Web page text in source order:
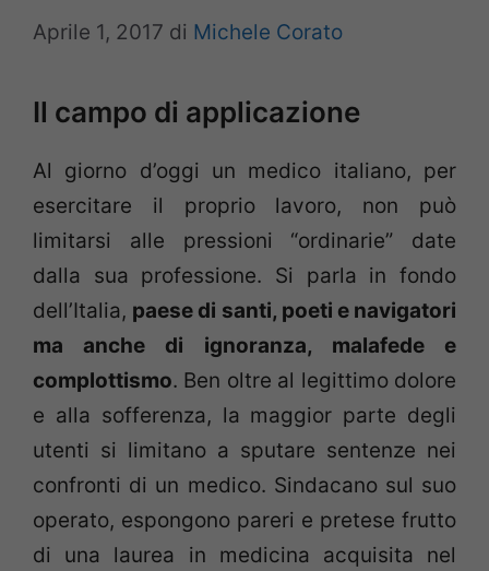
Aprile 1, 2017 di Michele Corato
Il campo di applicazione
Al giorno d’oggi un medico italiano, per
esercitare il proprio lavoro, non può
limitarsi alle pressioni “ordinarie” date
dalla sua professione. Si parla in fondo
dell’Italia, paese di santi, poeti e navigatori
ma anche di ignoranza, malafede e
complottismo. Ben oltre al legittimo dolore
e alla sofferenza, la maggior parte degli
utenti si limitano a sputare sentenze nei
confronti di un medico. Sindacano sul suo
operato, espongono pareri e pretese frutto
di una laurea in medicina acquisita nel